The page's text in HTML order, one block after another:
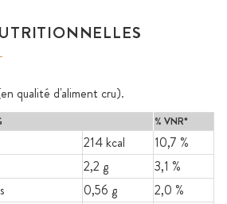
qualité d'aliment cru).
% VNR*
214 kcal
10,7 %
2,2 g
3,1 %
0,56 g
2,0 %